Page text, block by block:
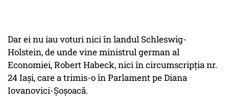
Dar ei nu iau voturi nici în landul Schleswig-
Holstein, de unde vine ministrul german al
Economiei, Robert Habeck, nici în circumscripția nr.
24 Iași, care a trimis-o în Parlament pe Diana
Iovanovici-Șoșoacă.